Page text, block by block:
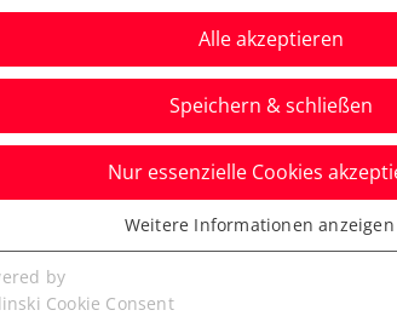
kommen
Alle akzeptieren
Speichern & schließen
Nur essenzielle Cookies
Cookies werden für grundlegende
benötigt. Dadurch ist gewährleistet,
Weitere Informationen
by
Cookie Consent